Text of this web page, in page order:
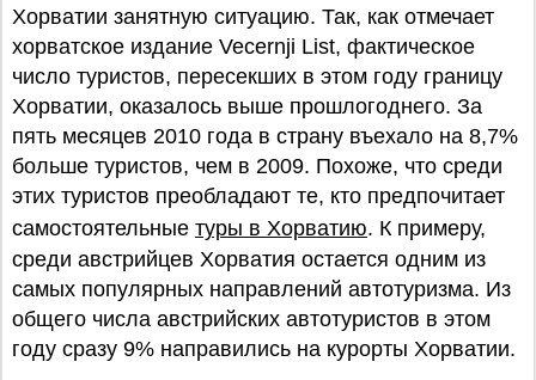
Хорватии занятную ситуацию. Так, как отмечает
хорватское издание Vecernji List, фактическое
число туристов, пересекших в этом году границу
Хорватии, оказалось выше прошлогоднего. За
пять месяцев 2010 года в страну въехало на 8,7%
больше туристов, чем в 2009. Похоже, что среди
этих туристов преобладают те, кто предпочитает
самостоятельные туры в Хорватию. К примеру,
среди австрийцев Хорватия остается одним из
самых популярных направлений автотуризма. Из
общего числа австрийских автотуристов в этом
году сразу 9% направились на курорты Хорватии.